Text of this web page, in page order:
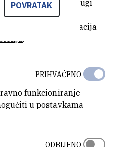
na XIII. susretu
POVRATAK
stranice, dok se drugi
stranice radi
Za više informacija
.
funkcioniranje
u postavkama
PRIHVAĆENO
ODBIJENO